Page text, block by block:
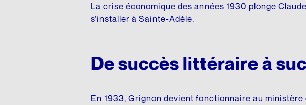
La crise économique des années 1930 plonge
s’installer à Sainte-Adèle.
De succès littéraire à
En 1933, Grignon devient fonctionnaire au